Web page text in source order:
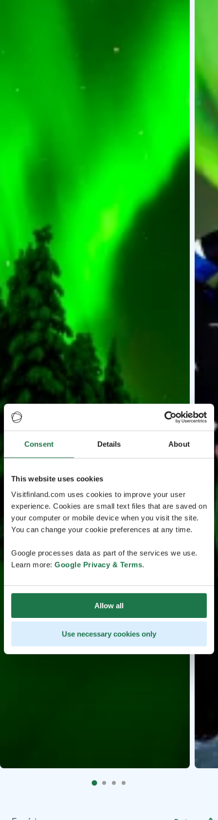
Consent Details About
This website uses cookies
Visitfinland.com uses cookies to improve your user
experience. Cookies are small text files that are saved on
your computer or mobile device when you visit the site.
You can change your cookie preferences at any time.
Google processes data as part of the services we use.
Learn more: Google Privacy & Terms.
Allow all
Use necessary cookies only